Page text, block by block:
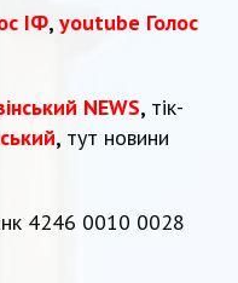
ІФ, youtube Голос
NEWS, тік-
, тут новини
4246 0010 0028